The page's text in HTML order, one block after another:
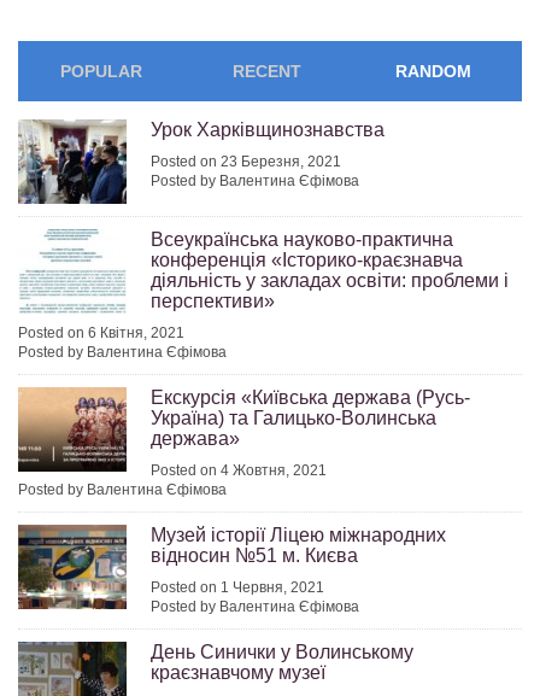
POPULAR RECENT RANDOM
Урок Харківщинознавства
Posted on 23 Березня, 2021
Posted by Валентина Єфімова
Всеукраїнська науково-практична
конференція «Історико-краєзнавча
діяльність у закладах освіти: проблеми і
перспективи»
Posted on 6 Квітня, 2021
Posted by Валентина Єфімова
Екскурсія «Київська держава (Русь-
Україна) та Галицько-Волинська
держава»
Posted on 4 Жовтня, 2021
Posted by Валентина Єфімова
Музей історії Ліцею міжнародних
відносин №51 м. Києва
Posted on 1 Червня, 2021
Posted by Валентина Єфімова
День Синички у Волинському
краєзнавчому музеї